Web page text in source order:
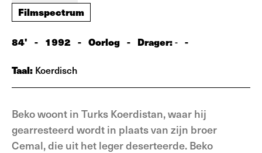
Filmspectrum
84' - 1992 - Oorlog - Drager:- -
Taal: Koerdisch
Beko woont in Turks Koerdistan, waar hij
gearresteerd wordt in plaats van zijn broer
Cemal, die uit het leger deserteerde. Beko